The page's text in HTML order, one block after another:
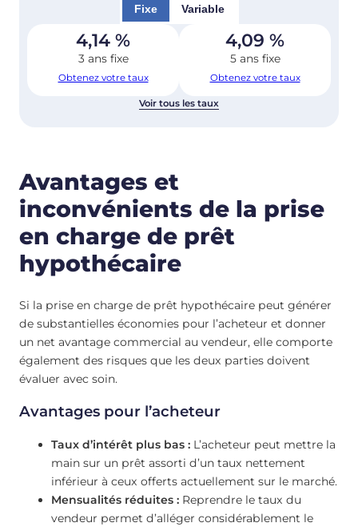
Fixe Variable
4,14 %
3 ans fixe
Obtenez votre taux
4,09 %
5 ans fixe
Obtenez votre taux
Voir tous les taux
Avantages et
inconvénients de la prise
en charge de prêt
hypothécaire
Si la prise en charge de prêt hypothécaire peut générer
de substantielles économies pour l’acheteur et donner
un net avantage commercial au vendeur, elle comporte
également des risques que les deux parties doivent
évaluer avec soin.
Avantages pour l’acheteur
Taux d’intérêt plus bas : L’acheteur peut mettre la
main sur un prêt assorti d’un taux nettement
inférieur à ceux offerts actuellement sur le marché.
Mensualités réduites : Reprendre le taux du
vendeur permet d’alléger considérablement le